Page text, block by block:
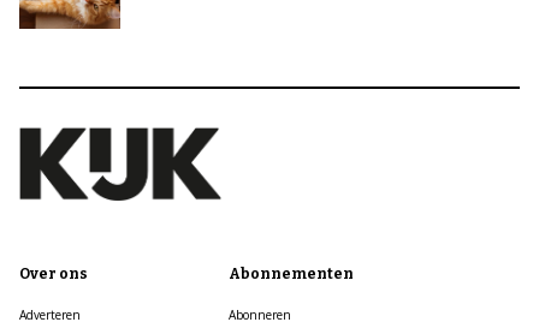
Over ons
Adverteren
Abonnementen
Abonneren